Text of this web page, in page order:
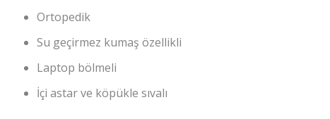
Ortopedik
Su geçirmez kumaş özellikli
Laptop bölmeli
İçi astar ve köpükle sıvalı